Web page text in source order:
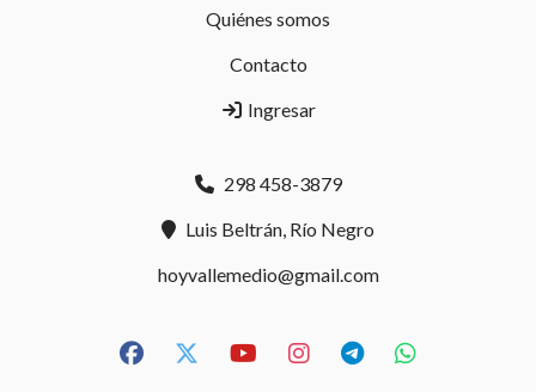
Quiénes somos
Contacto
Ingresar
298 458-3879
Luis Beltrán, Río Negro
hoyvallemedio@gmail.com